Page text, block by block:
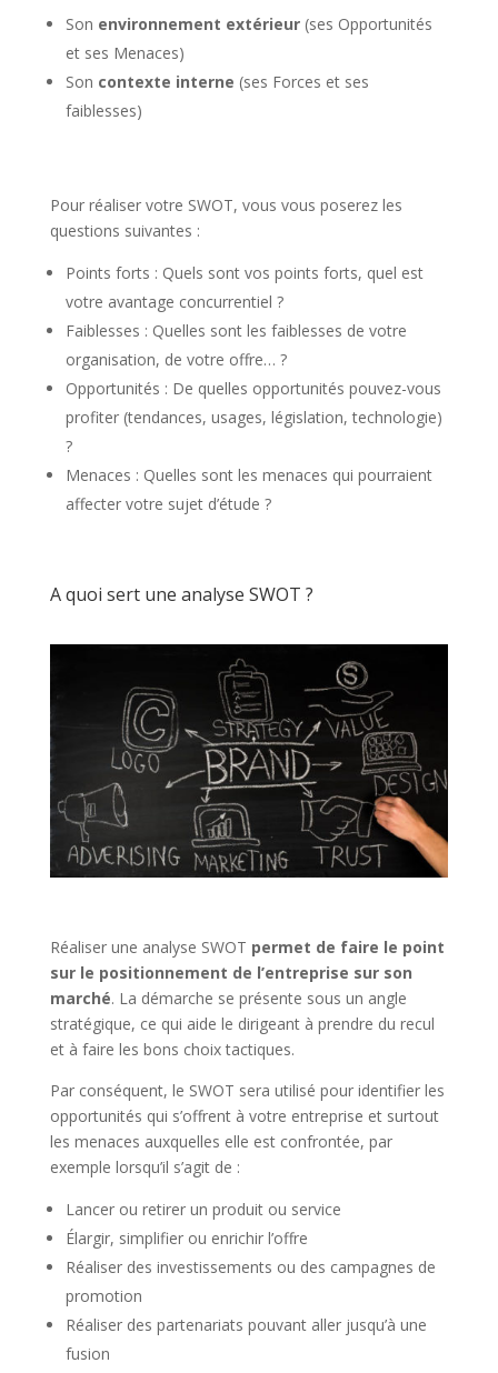
Son environnement extérieur(ses Opportunités
et ses Menaces)
Son contexte interne (ses Forces et ses
faiblesses)
Pour réaliser votre SWOT, vous vous poserez les
questions suivantes :
Points forts : Quels sont vos points forts, quel est
votre avantage concurrentiel ?
Faiblesses : Quelles sont les faiblesses de votre
organisation, de votre offre… ?
Opportunités : De quelles opportunités pouvez-vous
profiter (tendances, usages, législation, technologie)
?
Menaces : Quelles sont les menaces qui pourraient
affecter votre sujet d’étude ?
A quoi sert une analyse SWOT ?
Réaliser une analyse SWOT permet de faire le point
sur le positionnement de l’entreprise sur son
marché. La démarche se présente sous un angle
stratégique, ce qui aide le dirigeant à prendre du recul
et à faire les bons choix tactiques.
Par conséquent, le SWOT sera utilisé pour identifier les
opportunités qui s’offrent à votre entreprise et surtout
les menaces auxquelles elle est confrontée, par
exemple lorsqu’il s’agit de :
Lancer ou retirer un produit ou service
Élargir, simplifier ou enrichir l’offre
Réaliser des investissements ou des campagnes de
promotion
Réaliser des partenariats pouvant aller jusqu’à une
fusion